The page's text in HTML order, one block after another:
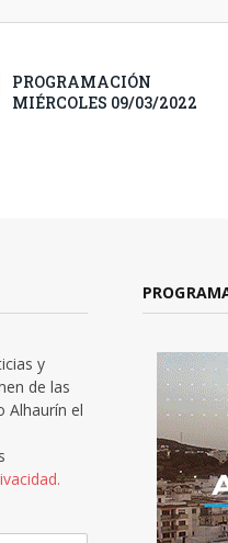
PROGRAMACIÓN
MIÉRCOLES 09/03/2022
y
de las
Alhaurín el